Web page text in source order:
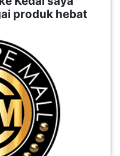
produk hebat